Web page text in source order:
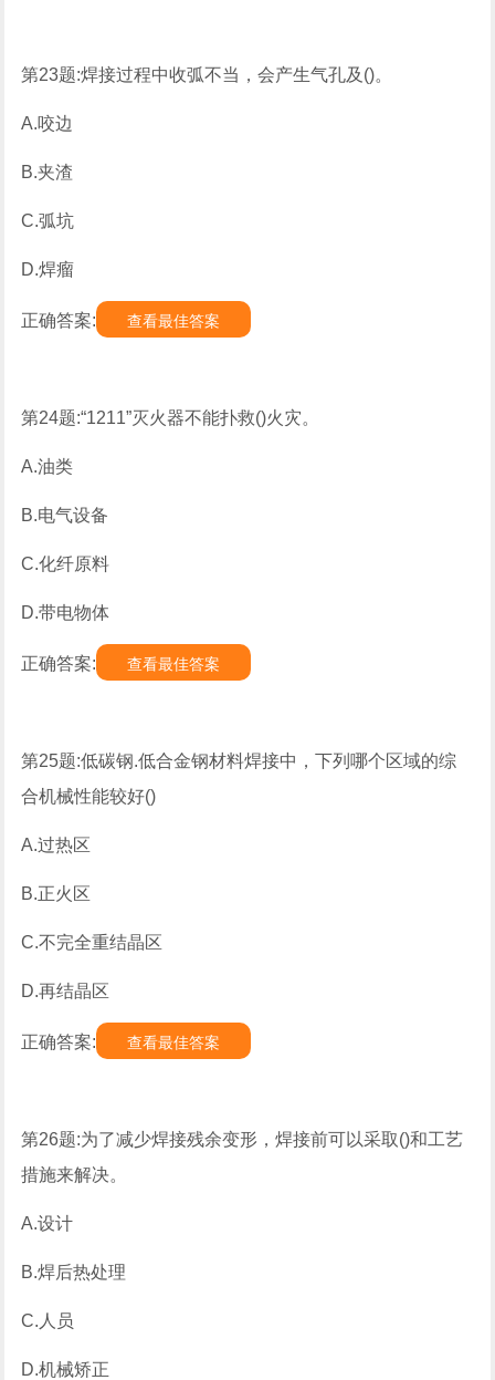
第23题:焊接过程中收弧不当，会产生气孔及()。
A.咬边
B.夹渣
C.弧坑
D.焊瘤
正确答案: 查看最佳答案
第24题:“1211”灭火器不能扑救()火灾。
A.油类
B.电气设备
C.化纤原料
D.带电物体
正确答案: 查看最佳答案
第25题:低碳钢.低合金钢材料焊接中，下列哪个区域的综
合机械性能较好()
A.过热区
B.正火区
C.不完全重结晶区
D.再结晶区
正确答案: 查看最佳答案
第26题:为了减少焊接残余变形，焊接前可以采取()和工艺
措施来解决。
A.设计
B.焊后热处理
C.人员
D.机械矫正